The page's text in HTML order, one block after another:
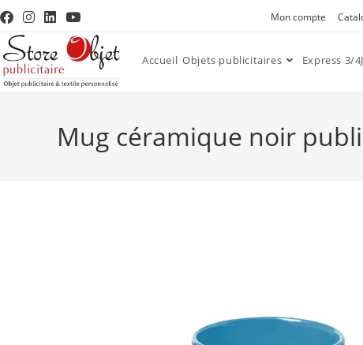
Mon compte
Accueil Objets publicitaires Express 3/4J
Mug céramique noir